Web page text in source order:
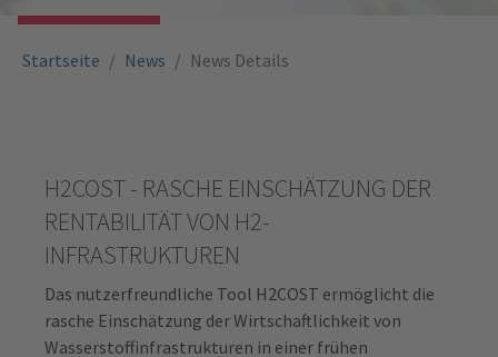
Startseite News News Details
H2COST - RASCHE EINSCHÄTZUNG DER
RENTABILITÄT VON H2-
INFRASTRUKTUREN
Das nutzerfreundliche Tool H2COST ermöglicht die
rasche Einschätzung der Wirtschaftlichkeit von
Wasserstoffinfrastrukturen in einer frühen